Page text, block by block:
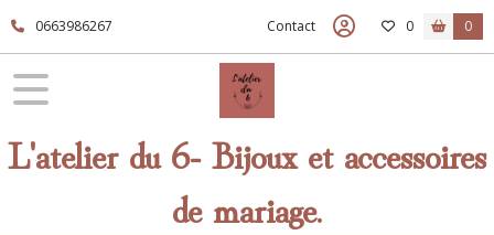
0663986267 Contact 0 0
L'atelier du 6- Bijoux et accessoires
de mariage.